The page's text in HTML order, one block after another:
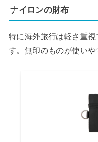
ナイロンの財布
特に海外旅行は軽さ重
す。無印のものが使いや